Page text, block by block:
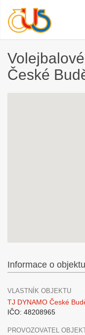
České
Informace o objektu
VLASTNÍK OBJEKTU
TJ DYNAMO České
IČO: 48208965
PROVOZOVATEL